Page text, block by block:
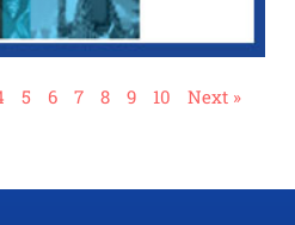
5 6 7 8 9 10 Next »